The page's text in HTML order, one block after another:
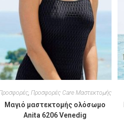
, Προσφορές Care Μαστεκτομής
Μαγιό μαστεκτομής ολόσωμο
Anita 6206 Venedig